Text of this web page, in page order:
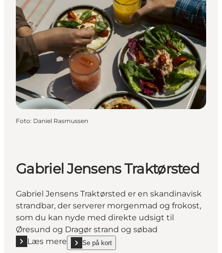
Foto: Daniel Rasmussen
Gabriel Jensens Traktørsted
Gabriel Jensens Traktørsted er en skandinavisk
strandbar, der serverer morgenmad og frokost,
som du kan nyde med direkte udsigt til
Øresund og Dragør strand og søbad
Læs mere
Læs mere "Gabriel Jensens Traktørsted"
Se på kort
show Gabriel Jensens Traktørsted on_map